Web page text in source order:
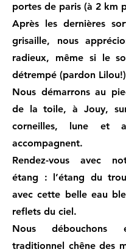
portes de paris (à 2 km
Après les dernières
grisaille, nous
radieux, même si le
détrempé (pardon Lilou!)
Nous démarrons au
de la toile, à Jouy,
corneilles, lune et
accompagnent.
Rendez-vous avec
étang : l’étang du
avec cette belle eau
reflets du ciel.
Nous débouchons
traditionnel chêne des